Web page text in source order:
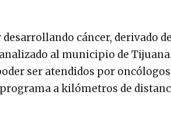
cáncer, derivado
al municipio de
ser atendidos por
a kilómetros de